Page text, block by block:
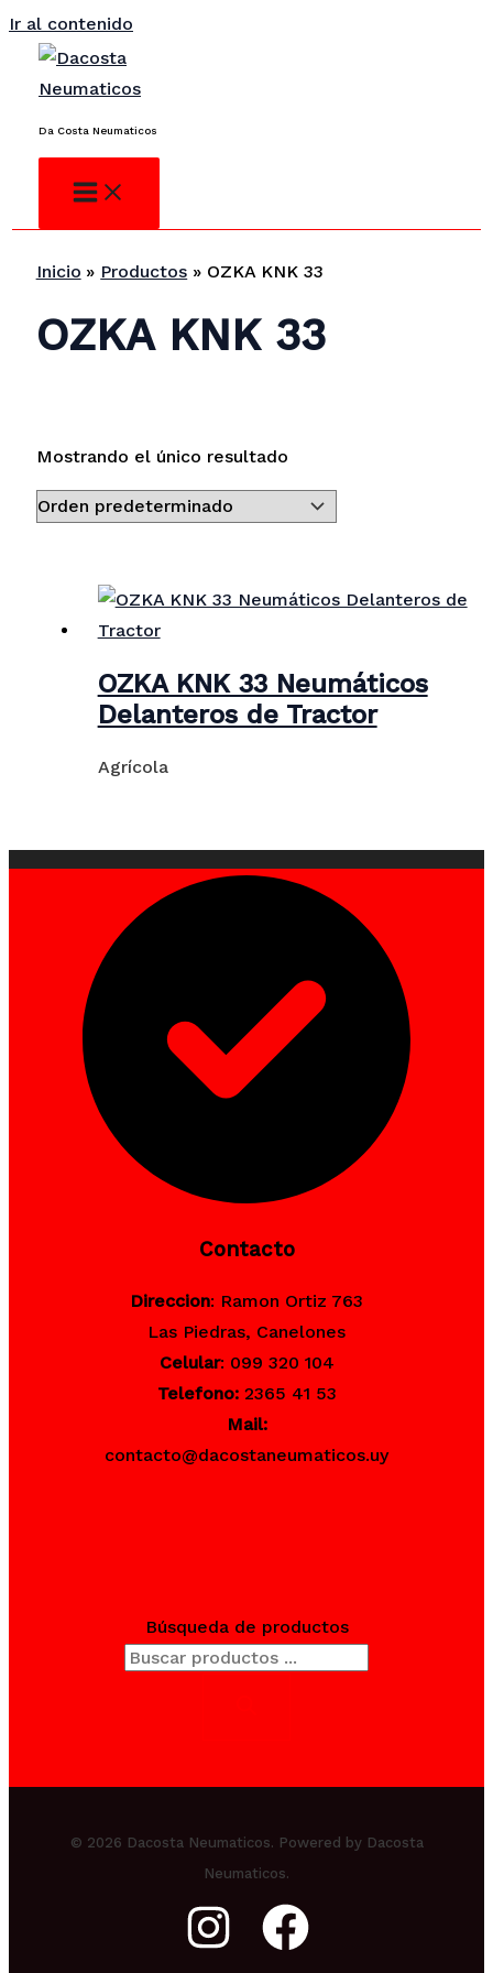
Ir al contenido
Da Costa Neumaticos
Inicio Productos OZKA KNK 33
OZKA KNK 33
Mostrando el único resultado
OZKA KNK 33 Neumáticos
Delanteros de Tractor
Agrícola
Contacto
Direccion: Ramon Ortiz 763
Las Piedras, Canelones
Celular: 099 320 104
Telefono:2365 41 53
Mail:
contacto@dacostaneumaticos.uy
Búsqueda de productos
© 2026 Dacosta Neumaticos. Powered by Dacosta
Neumaticos.
¿No encuentras lo que buscas?